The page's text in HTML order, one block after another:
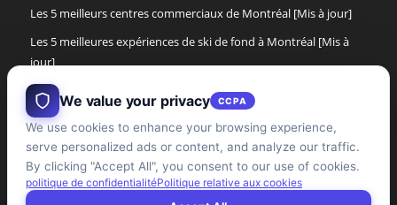
Les 5 meilleurs centres commerciaux de Montréal [Mis à jour]
Les 5 meilleures expériences de ski de fond à Montréal [Mis à
jour]
Les 5 meilleures bottes d'hiver pour femmes de 2017
Les 5 meilleures bottes d'hiver pour hommes au Canada [Mise à
Les 5 meilleures expériences de cabane à sucre dans la région
de Montréal [mise à jour]
We value your privacy CCPA
We use cookies to enhance your browsing experience,
serve personalized ads or content, and analyze our traffic.
By clicking "Accept All", you consent to our use of cookies.
politique de confidentialitéPolitique relative aux cookies